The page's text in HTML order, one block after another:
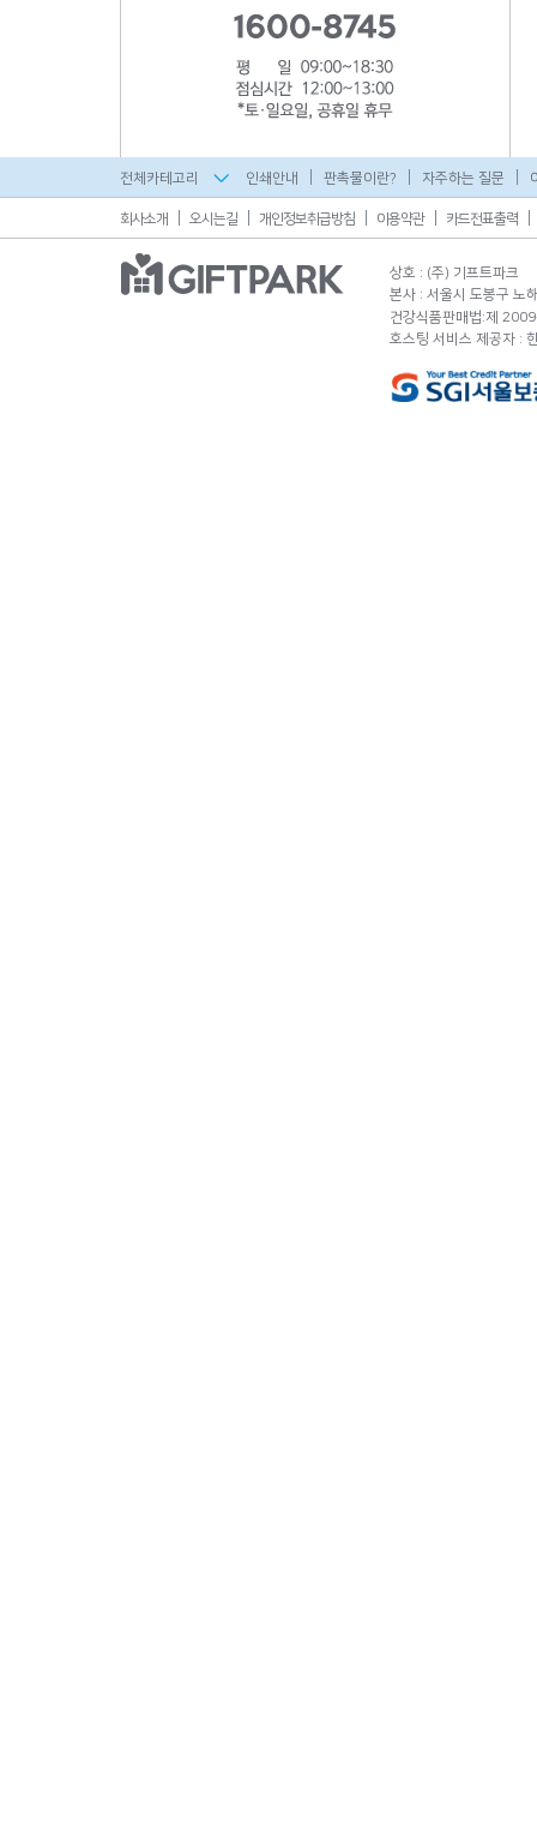
전체카테고리 인쇄안내 판촉물이란? 자주하는 질문
회사소개 오시는길 개인정보취급방침 이용약관 카드전표출력
상호 : (주) 기프트파크
본사 : 서울시 도봉구 노
건강식품판매법:제
호스팅 서비스 제공자 :